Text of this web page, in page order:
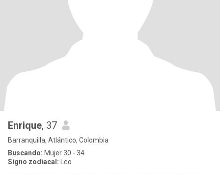
Enrique, 37
Barranquilla, Atlántico, Colombia
Buscando: Mujer 30 - 34
Signo zodiacal: Leo